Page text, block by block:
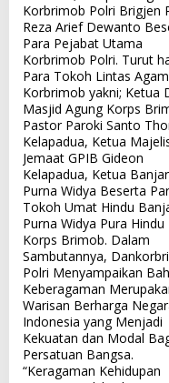
Korbrimob Polri Brigjen
Reza Arief Dewanto
Para Pejabat Utama
Korbrimob Polri. Turut
Para Tokoh Lintas
Korbrimob yakni; Ketua
Masjid Agung Korps
Pastor Paroki Santo
Kelapadua, Ketua
Jemaat GPIB Gideon
Kelapadua, Ketua Banjar
Purna Widya Beserta
Tokoh Umat Hindu
Purna Widya Pura Hindu
Korps Brimob. Dalam
Sambutannya,
Polri Menyampaikan
Keberagaman
Warisan Berharga
Indonesia yang Menjadi
Kekuatan dan Modal
Persatuan Bangsa.
“Keragaman Kehidupan